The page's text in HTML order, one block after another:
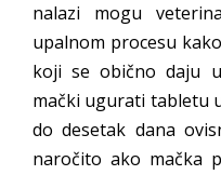
nalazi mogu
upalnom procesu
koji se obično daju
mački ugurati tabletu
do desetak dana
naročito ako mačka